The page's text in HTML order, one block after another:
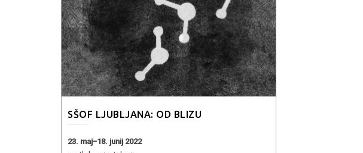
SŠOF LJUBLJANA: OD BLIZU
23. maj−18. junij 2022